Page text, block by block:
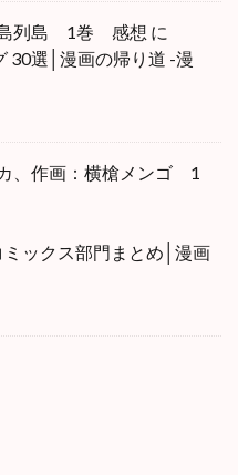
島列島 1巻 感想 に
30選│漫画の帰り道 -漫
、作画：横槍メンゴ 1
ックス部門まとめ│漫画